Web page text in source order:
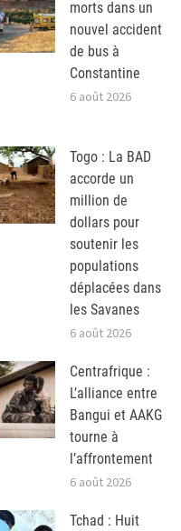
morts dans un
nouvel accident
de bus à
Constantine
6 août 2026
Togo : La BAD
accorde un
million de
dollars pour
soutenir les
populations
déplacées dans
les Savanes
6 août 2026
Centrafrique :
L’alliance entre
Bangui et AAKG
tourne à
l’affrontement
6 août 2026
Tchad : Huit